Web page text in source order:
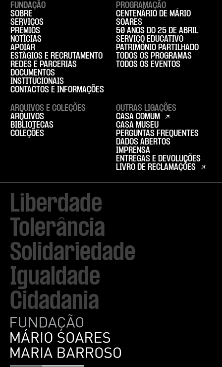
Liberdade
Tolerância
Solidariedade
Igualdade
Cidadania
FUNDAÇÃO
SOBRE
SERVIÇOS
PRÉMIOS
NOTÍCIAS
APOIAR
ESTÁGIOS E RECRUTAMENTO
REDES E PARCERIAS
DOCUMENTOS
INSTITUCIONAIS
CONTACTOS E INFORMAÇÕES
PROGRAMAÇÃO
CENTENÁRIO DE MÁRIO
SOARES
50 ANOS DO 25 DE ABRIL
SERVIÇO EDUCATIVO
PATRIMÓNIO PARTILHADO
TODOS OS PROGRAMAS
TODOS OS EVENTOS
ARQUIVOS E COLEÇÕES
ARQUIVOS
BIBLIOTECAS
COLEÇÕES
OUTRAS LIGAÇÕES
CASA COMUM
CASA MUSEU
PERGUNTAS FREQUENTES
DADOS ABERTOS
IMPRENSA
ENTREGAS E DEVOLUÇÕES
LIVRO DE RECLAMAÇÕES